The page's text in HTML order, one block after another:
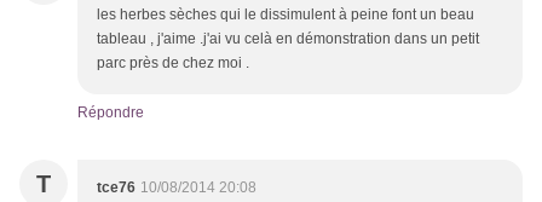
les herbes sèches qui le dissimulent à peine font un beau
tableau , j'aime .j'ai vu celà en démonstration dans un petit
parc près de chez moi .
Répondre
T tce76 10/08/2014 20:08